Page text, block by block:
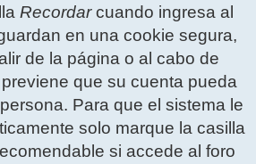
Recordarcuando ingresa al
en una cookie segura,
de la página o al cabo de
que su cuenta pueda
Para que el sistema le
solo marque la casilla
si accede al foro